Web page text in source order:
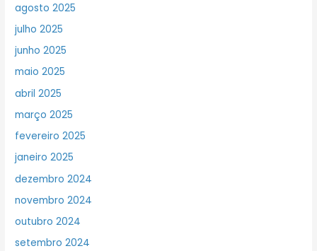
agosto 2025
julho 2025
junho 2025
maio 2025
abril 2025
março 2025
fevereiro 2025
janeiro 2025
dezembro 2024
novembro 2024
outubro 2024
setembro 2024